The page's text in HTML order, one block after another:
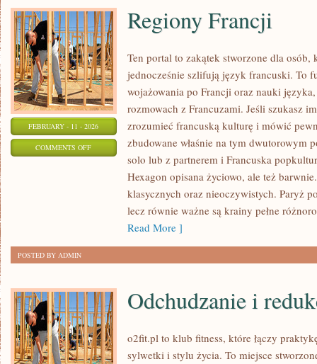
FEBRUARY - 11 - 2026
COMMENTS OFFON
Regiony Francji
Ten portal to zakątek stworzone dla osób,
jednocześnie szlifują język francuski. To
wojażowania po Francji oraz nauki
rozmowach z Francuzami. Jeśli szukasz
zrozumieć francuską kulturę i mówić
zbudowane właśnie na tym dwutorowym
solo lub z partnerem i Francuska
Hexagon opisana życiowo, ale też
klasycznych oraz nieoczywistych. Paryż
lecz równie ważne są krainy pełne
Read More ]
POSTED BY ADMIN
Odchudzanie i
o2fit.pl to klub fitness, które łączy
sylwetki i stylu życia. To miejsce